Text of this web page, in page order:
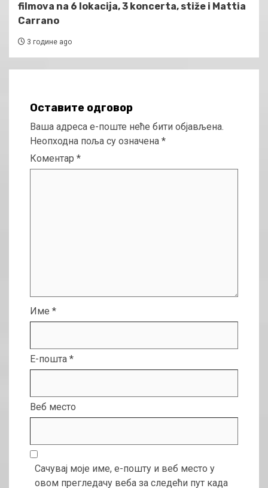
filmova na 6 lokacija, 3 koncerta, stiže i Mattia
Carrano
3 године ago
Оставите одговор
Ваша адреса е-поште неће бити објављена.
Неопходна поља су означена *
Коментар *
Име *
Е-пошта *
Веб место
Сачувај моје име, е-пошту и веб место у
овом прегледачу веба за следећи пут када